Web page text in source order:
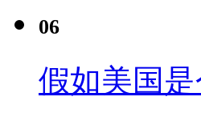
06
假如美国